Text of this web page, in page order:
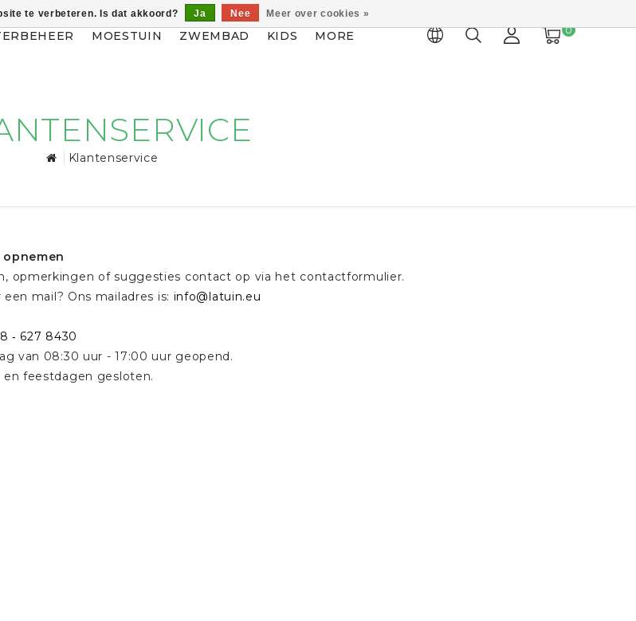
MOESTUIN ZWEMBAD KIDS MORE 0
Klantenservice
opmerkingen of suggesties contact op via het contactformulier.
mail? Ons mailadres is: info@latuin.eu
‐ 627 8430
van 08:30 uur - 17:00 uur geopend.
feestdagen gesloten.
te verbeteren. Is dat akkoord? Ja Nee Meer over cookies »